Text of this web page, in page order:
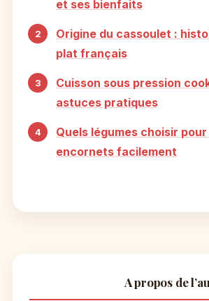
et ses bienfaits
Origine du cassoulet :
plat français
Cuisson sous pression
astuces pratiques
Quels légumes choisir
encornets facilement
A propos de